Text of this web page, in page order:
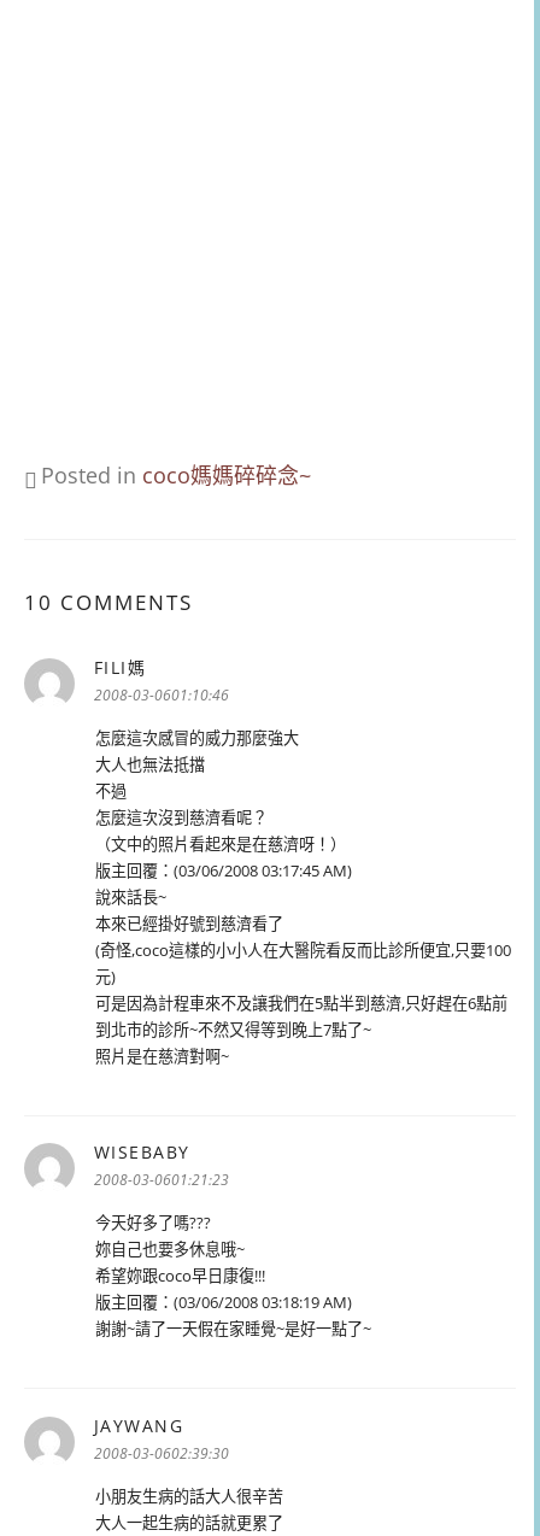
Posted in coco媽媽碎碎念~
10 COMMENTS
FILI媽
示:
2008-03-0601:10:46
怎麼這次感冒的威力那麼強大
大人也無法抵擋
不過
怎麼這次沒到慈濟看呢？
（文中的照片看起來是在慈濟呀！）
版主回覆：(03/06/2008 03:17:45 AM)
說來話長~
本來已經掛好號到慈濟看了
(奇怪,coco這樣的小小人在大醫院看反而比診所便宜,只要100
元)
可是因為計程車來不及讓我們在5點半到慈濟,只好趕在6點前
到北市的診所~不然又得等到晚上7點了~
照片是在慈濟對啊~
WISEBABY
示:
2008-03-0601:21:23
今天好多了嗎???
妳自己也要多休息哦~
希望妳跟coco早日康復!!!
版主回覆：(03/06/2008 03:18:19 AM)
謝謝~請了一天假在家睡覺~是好一點了~
JAYWANG
示:
2008-03-0602:39:30
小朋友生病的話大人很辛苦
大人一起生病的話就更累了